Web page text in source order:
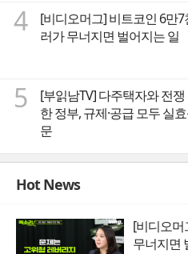
4
[비디오머그] 비트코인 6만7
러가 무너지면 벌어지는 일
5
[부읽남TV] 다주택자와 전
한 정부, 규제·공급 모두 실
문
Hot News
[비디오머
무너지면